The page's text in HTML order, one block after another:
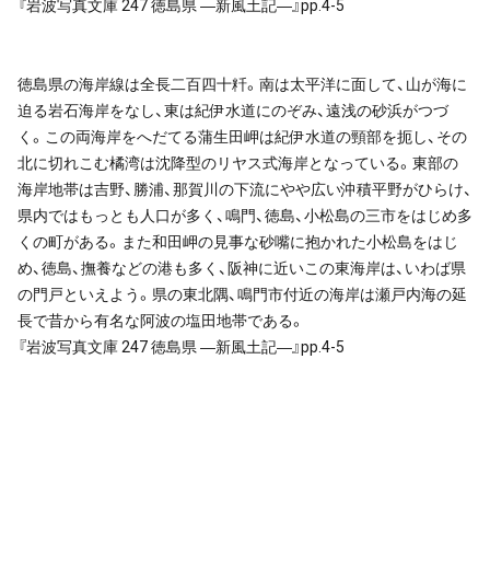
『岩波写真文庫 247 徳島県 ―新風土記―』pp.4-5
徳島県の海岸線は全長二百四十粁。南は太平洋に面して、山が海に
迫る岩石海岸をなし、東は紀伊水道にのぞみ、遠浅の砂浜がつづ
く。この両海岸をへだてる蒲生田岬は紀伊水道の頸部を扼し、その
北に切れこむ橘湾は沈降型のリヤス式海岸となっている。東部の
海岸地帯は吉野、勝浦、那賀川の下流にやや広い沖積平野がひらけ、
県内ではもっとも人口が多く、鳴門、徳島、小松島の三市をはじめ多
くの町がある。また和田岬の見事な砂嘴に抱かれた小松島をはじ
め、徳島、撫養などの港も多く、阪神に近いこの東海岸は、いわば県
の門戸といえよう。県の東北隅、鳴門市付近の海岸は瀬戸内海の延
長で昔から有名な阿波の塩田地帯である。
『岩波写真文庫 247 徳島県 ―新風土記―』pp.4-5